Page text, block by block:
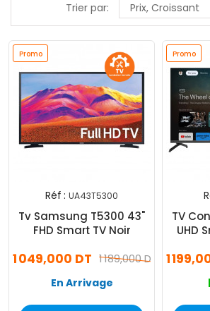
Trier par:
Prix, Croissant
Promo
Réf : UA43T5300
Tv Samsung T5300 43"
FHD Smart TV Noir
1 189,000 DT
1 049,000 DT
En Arrivage
Promo
TV
UHD
1